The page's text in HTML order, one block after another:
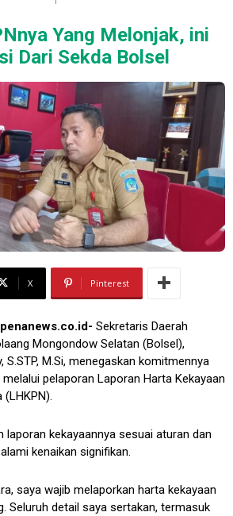
Yang Melonjak, ini
Dari Sekda Bolsel
X Pinterest
Sekretaris Daerah
Mongondow Selatan (Bolsel),
S.STP, M.Si, menegaskan komitmennya
pelaporan Laporan Harta Kekayaan
(LHKPN).
laporan kekayaannya sesuai aturan dan
kenaikan signifikan.
saya wajib melaporkan harta kekayaan
Seluruh detail saya sertakan, termasuk